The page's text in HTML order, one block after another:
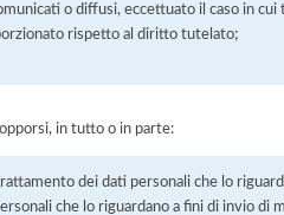
o diffusi, eccettuato il caso in
rispetto al diritto tutelato;
in tutto o in parte:
dei dati personali che lo
che lo riguardano a fini di invio